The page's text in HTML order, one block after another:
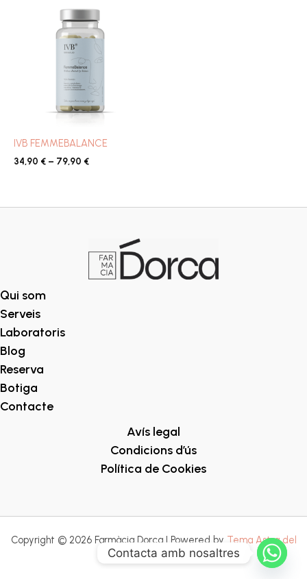
IVB FEMMEBALANCE
34,90 € – 79,90 €
de
preus:
34,90 €
79,90 €
Qui som
Serveis
Laboratoris
Blog
Reserva
Botiga
Contacte
Avís legal
Condicions d’ús
Política de Cookies
Copyright © 2026 Farmàcia Dorca | Powered by Tema Astra del
WordPress
Contacta amb nosaltres